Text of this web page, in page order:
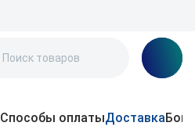
Способы оплатыДоставка